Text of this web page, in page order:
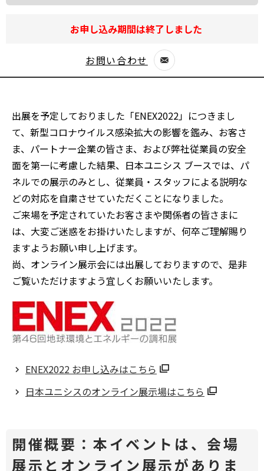
お申し込み期間は終了しました
お問い合わせ
別
ン
ド
ウ
で
開
く
出展を予定しておりました「ENEX2022」につきまし
て、新型コロナウイルス感染拡大の影響を鑑み、お客さ
ま、パートナー企業の皆さま、および弊社従業員の安全
面を第一に考慮した結果、日本ユニシス ブースでは、パ
ネルでの展示のみとし、従業員・スタッフによる説明な
どの対応を自粛させていただくことになりました。
ご来場を予定されていたお客さまや関係者の皆さまに
は、大変ご迷惑をお掛けいたしますが、何卒ご理解賜り
ますようお願い申し上げます。
尚、オンライン展示会には出展しておりますので、是非
ご覧いただけますよう宜しくお願いいたします。
ENEX2022 お申し込みはこちら
ウ
ド
ウ
日本ユニシスのオンライン展示場はこちら
ィ
ン
開催概要：本イベントは、会場
展示とオンライン展示がありま